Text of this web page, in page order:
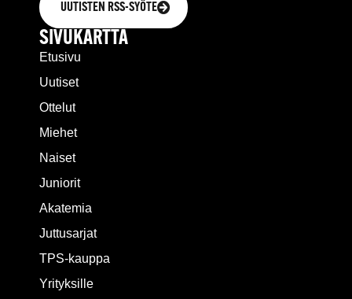
UUTISTEN RSS-SYÖTE
SIVUKARTTA
Etusivu
Uutiset
Ottelut
Miehet
Naiset
Juniorit
Akatemia
Juttusarjat
TPS-kauppa
Yrityksille